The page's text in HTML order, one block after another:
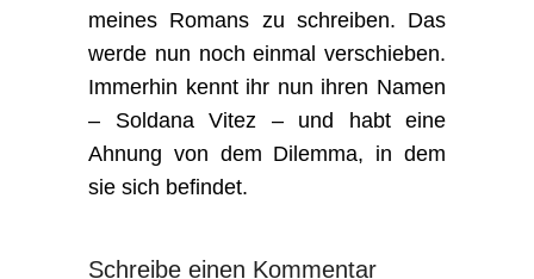
meines Romans zu schreiben. Das
werde nun noch einmal verschieben.
Immerhin kennt ihr nun ihren Namen
– Soldana Vitez – und habt eine
Ahnung von dem Dilemma, in dem
sie sich befindet.
Schreibe einen Kommentar